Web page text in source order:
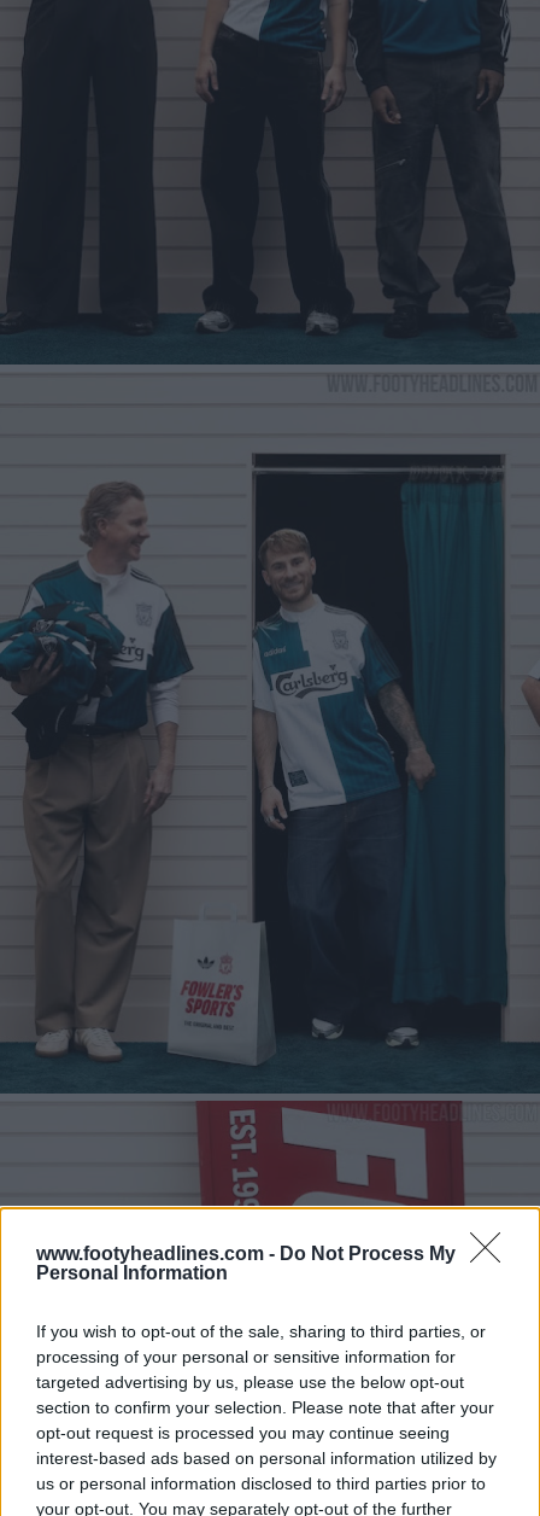
www.footyheadlines.com - Do Not Process My
Personal Information
If you wish to opt-out of the sale, sharing to third parties, or
processing of your personal or sensitive information for
targeted advertising by us, please use the below opt-out
section to confirm your selection. Please note that after your
opt-out request is processed you may continue seeing
interest-based ads based on personal information utilized by
us or personal information disclosed to third parties prior to
your opt-out. You may separately opt-out of the further